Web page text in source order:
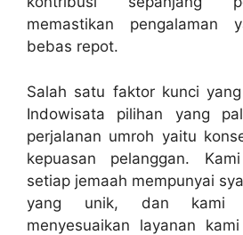
memastikan pengalaman
bebas repot.
Salah satu faktor kunci
Indowisata pilihan yang
perjalanan umroh yaitu
kepuasan pelanggan.
setiap jemaah mempunyai
yang unik, dan kami
menyesuaikan layanan